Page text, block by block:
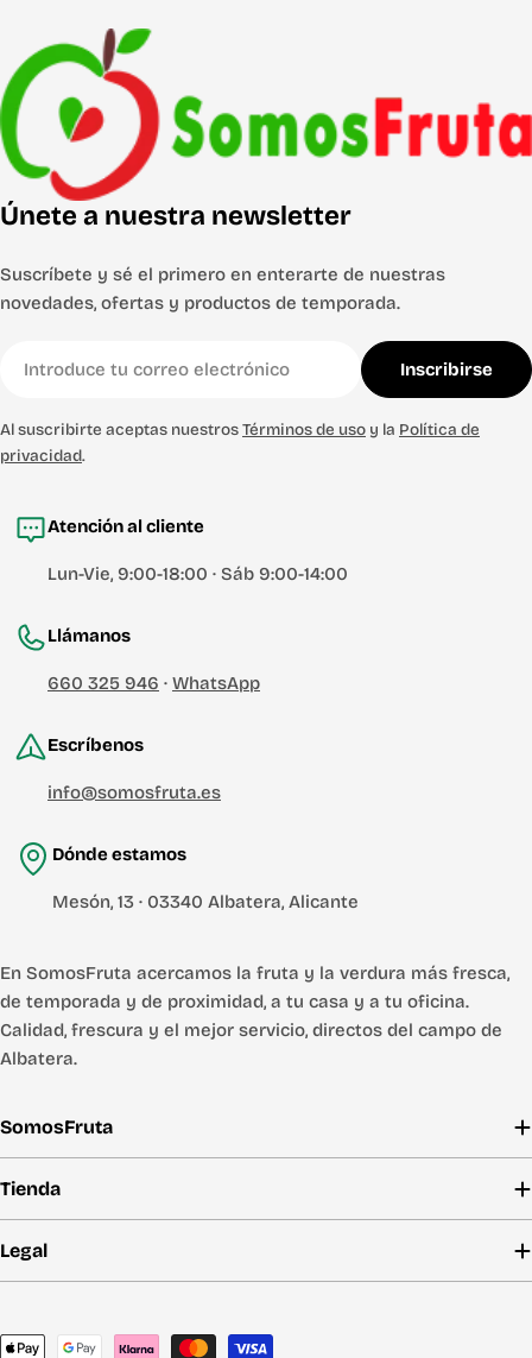
Únete a nuestra newsletter
Suscríbete y sé el primero en enterarte de nuestras
novedades, ofertas y productos de temporada.
electrónico
Inscribirse
Al suscribirte aceptas nuestrosTérminos de uso y la Política de
privacidad.
Atención al cliente
Lun-Vie, 9:00-18:00 · Sáb 9:00-14:00
Llámanos
660 325 946 · WhatsApp
Escríbenos
info@somosfruta.es
Dónde estamos
Mesón, 13 · 03340 Albatera, Alicante
En SomosFruta acercamos la fruta y la verdura más fresca,
de temporada y de proximidad, a tu casa y a tu oficina.
Calidad, frescura y el mejor servicio, directos del campo de
Albatera.
SomosFruta
Tienda
Legal
Métodos